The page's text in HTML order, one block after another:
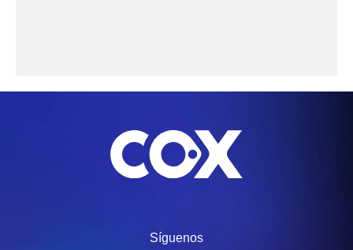
Síguenos